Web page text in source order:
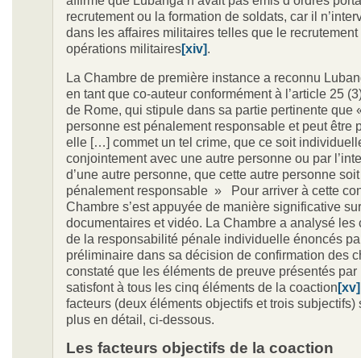
recrutement ou la formation de soldats, car il
dans les affaires militaires telles que le recrutement
opérations militaires[xiv].
La Chambre de première instance a reconnu
en tant que co-auteur conformément à l’article 25
de Rome, qui stipule dans sa partie pertinente que
personne est pénalement responsable et peut être
elle […] commet un tel crime, que ce soit
conjointement avec une autre personne ou par
d’une autre personne, que cette autre personne
pénalement responsable » Pour arriver à cette
Chambre s’est appuyée de manière significative
documentaires et vidéo. La Chambre a analysé les
de la responsabilité pénale individuelle énoncés
préliminaire dans sa décision de confirmation des
constaté que les éléments de preuve présentés par
satisfont à tous les cinq éléments de la coaction[xv]
facteurs (deux éléments objectifs et trois subjectifs)
plus en détail, ci-dessous.
Les facteurs objectifs de la coaction